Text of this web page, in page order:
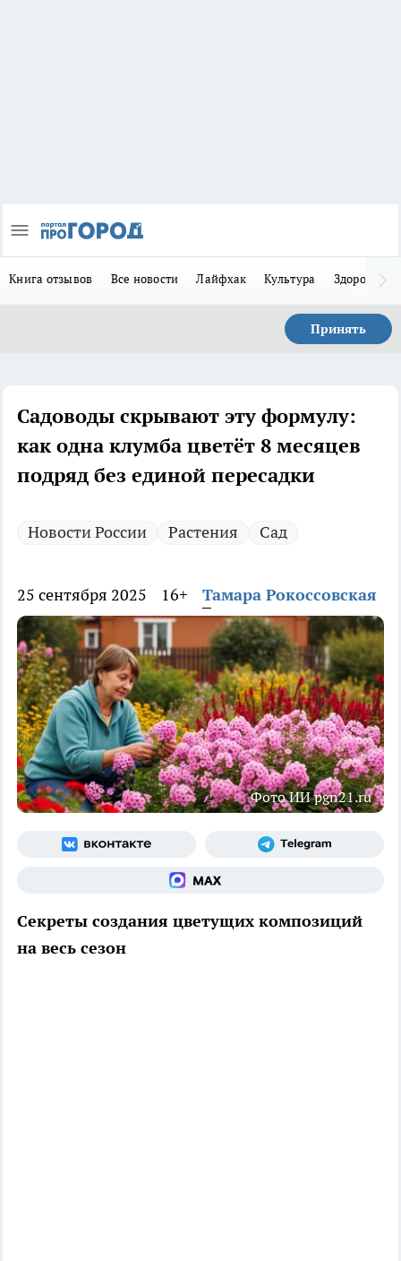
Книга отзывов Все новости Лайфхак Культура Здоровье
Принять
Садоводы скрывают эту формулу:
как одна клумба цветёт 8 месяцев
подряд без единой пересадки
Новости России Растения Сад
25 сентября 2025 16+ Тамара Рокоссовская
Фото ИИ pgn21.ru
Секреты создания цветущих композиций
на весь сезон